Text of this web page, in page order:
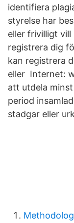
identifiera
styrelse har
eller frivilligt vill
registrera dig
kan registrera
eller Internet:
att utdela
period
stadgar eller